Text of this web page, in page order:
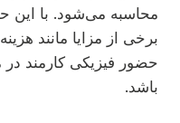
محاسبه می‌شود. با
برخی از مزایا مانند
حضور فیزیکی کارمند در
باشد.